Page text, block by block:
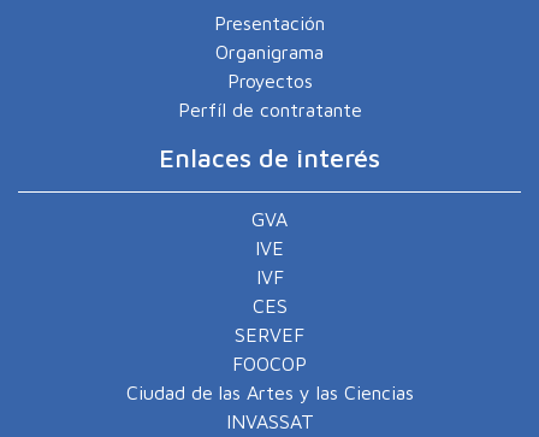
Presentación
Organigrama
Proyectos
Perfíl de contratante
Enlaces de interés
GVA
IVE
IVF
CES
SERVEF
FOOCOP
Ciudad de las Artes y las Ciencias
INVASSAT